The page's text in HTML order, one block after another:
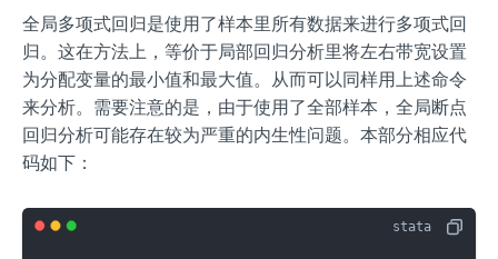
全局多项式回归是使用了样本里所有数据来进行多项式回
归。这在方法上，等价于局部回归分析里将左右带宽设置
为分配变量的最小值和最大值。从而可以同样用上述命令
来分析。需要注意的是，由于使用了全部样本，全局断点
回归分析可能存在较为严重的内生性问题。本部分相应代
码如下：